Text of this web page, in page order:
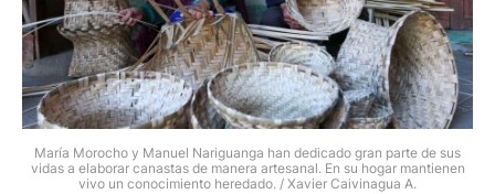
María Morocho y Manuel Nariguanga han dedicado gran parte de sus
vidas a elaborar canastas de manera artesanal. En su hogar mantienen
vivo un conocimiento heredado. / Xavier Caivinagua A.